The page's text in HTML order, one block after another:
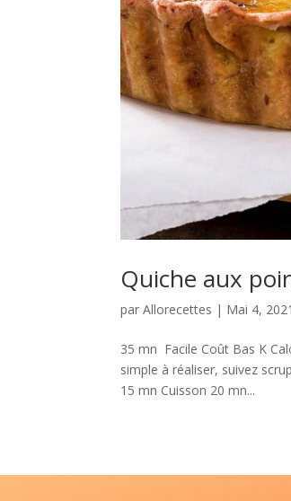
Quiche aux
parAllorecettes | Mai 4, 2021
35 mn Facile Coût Bas K
simple à réaliser, suivez
15 mn Cuisson 20 mn...